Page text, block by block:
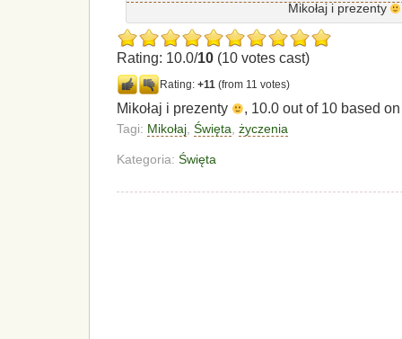
Mikołaj i prezenty
Rating: 10.0/10 (10 votes cast)
Rating: +11 (from 11 votes)
Mikołaj i prezenty , 10.0out of 10based
Tagi: Mikołaj Święta życzenia
Kategoria: Święta